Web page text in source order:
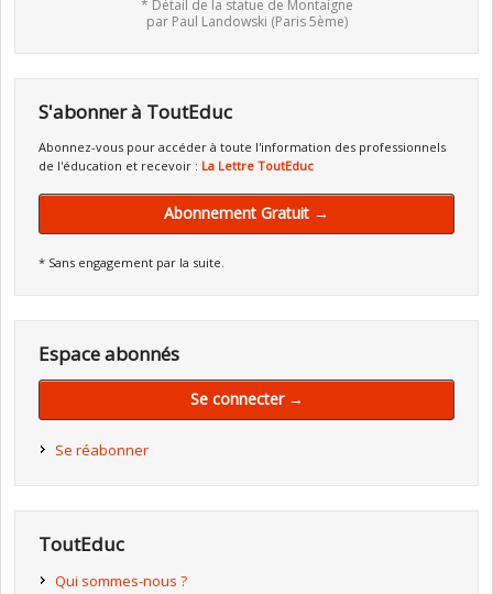
* Détail de la statue de Montaigne
par Paul Landowski (Paris 5ème)
S'abonner à ToutEduc
Abonnez-vous pour accéder à toute l'information des professionnels
de l'éducation et recevoir : La Lettre ToutEduc
Abonnement Gratuit →
* Sans engagement par la suite.
Espace abonnés
Se connecter →
Se réabonner
ToutEduc
Qui sommes-nous ?